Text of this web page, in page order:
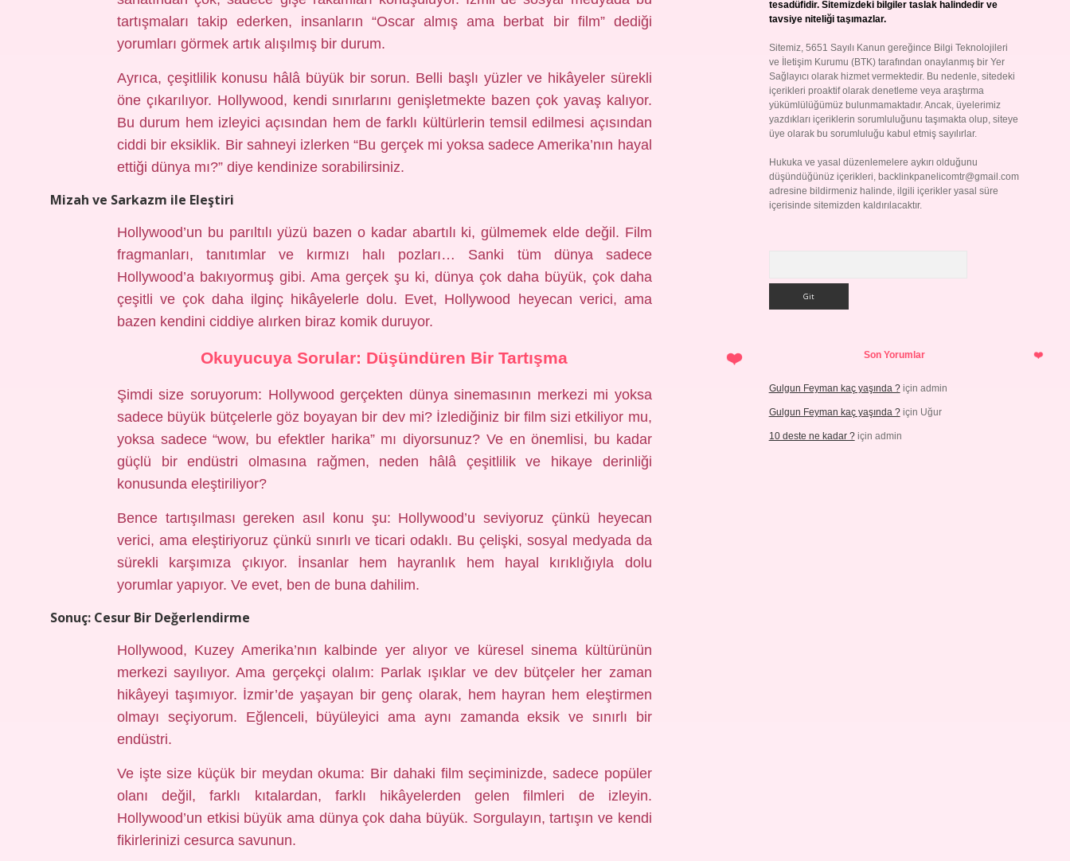
tartışmaları takip ederken, insanların “Oscar almış ama berbat bir film” dediği
yorumları görmek artık alışılmış bir durum.
Ayrıca, çeşitlilik konusu hâlâ büyük bir sorun. Belli başlı yüzler ve hikâyeler sürekli
öne çıkarılıyor. Hollywood, kendi sınırlarını genişletmekte bazen çok yavaş kalıyor.
Bu durum hem izleyici açısından hem de farklı kültürlerin temsil edilmesi açısından
ciddi bir eksiklik. Bir sahneyi izlerken “Bu gerçek mi yoksa sadece Amerika’nın hayal
ettiği dünya mı?” diye kendinize sorabilirsiniz.
Mizah ve Sarkazm ile Eleştiri
Hollywood’un bu parıltılı yüzü bazen o kadar abartılı ki, gülmemek elde değil. Film
fragmanları, tanıtımlar ve kırmızı halı pozları… Sanki tüm dünya sadece
Hollywood’a bakıyormuş gibi. Ama gerçek şu ki, dünya çok daha büyük, çok daha
çeşitli ve çok daha ilginç hikâyelerle dolu. Evet, Hollywood heyecan verici, ama
bazen kendini ciddiye alırken biraz komik duruyor.
Okuyucuya Sorular: Düşündüren Bir Tartışma
Şimdi size soruyorum: Hollywood gerçekten dünya sinemasının merkezi mi yoksa
sadece büyük bütçelerle göz boyayan bir dev mi? İzlediğiniz bir film sizi etkiliyor mu,
yoksa sadece “wow, bu efektler harika” mı diyorsunuz? Ve en önemlisi, bu kadar
güçlü bir endüstri olmasına rağmen, neden hâlâ çeşitlilik ve hikaye derinliği
konusunda eleştiriliyor?
Bence tartışılması gereken asıl konu şu: Hollywood’u seviyoruz çünkü heyecan
verici, ama eleştiriyoruz çünkü sınırlı ve ticari odaklı. Bu çelişki, sosyal medyada da
sürekli karşımıza çıkıyor. İnsanlar hem hayranlık hem hayal kırıklığıyla dolu
yorumlar yapıyor. Ve evet, ben de buna dahilim.
Sonuç: Cesur Bir Değerlendirme
Hollywood, Kuzey Amerika’nın kalbinde yer alıyor ve küresel sinema kültürünün
merkezi sayılıyor. Ama gerçekçi olalım: Parlak ışıklar ve dev bütçeler her zaman
hikâyeyi taşımıyor. İzmir’de yaşayan bir genç olarak, hem hayran hem eleştirmen
olmayı seçiyorum. Eğlenceli, büyüleyici ama aynı zamanda eksik ve sınırlı bir
endüstri.
Ve işte size küçük bir meydan okuma: Bir dahaki film seçiminizde, sadece popüler
olanı değil, farklı kıtalardan, farklı hikâyelerden gelen filmleri de izleyin.
Hollywood’un etkisi büyük ama dünya çok daha büyük. Sorgulayın, tartışın ve kendi
fikirlerinizi cesurca savunun.
tesadüfidir. Sitemizdeki bilgiler taslak halindedir ve
tavsiye niteliği taşımazlar.
Sitemiz, 5651 Sayılı Kanun gereğince Bilgi Teknolojileri
ve İletişim Kurumu (BTK) tarafından onaylanmış bir Yer
Sağlayıcı olarak hizmet vermektedir. Bu nedenle, sitedeki
içerikleri proaktif olarak denetleme veya araştırma
yükümlülüğümüz bulunmamaktadır. Ancak, üyelerimiz
yazdıkları içeriklerin sorumluluğunu taşımakta olup, siteye
üye olarak bu sorumluluğu kabul etmiş sayılırlar.
Hukuka ve yasal düzenlemelere aykırı olduğunu
düşündüğünüz içerikleri, backlinkpanelicomtr@gmail.com
adresine bildirmeniz halinde, ilgili içerikler yasal süre
içerisinde sitemizden kaldırılacaktır.
Son Yorumlar
Gulgun Feyman kaç yaşında ?için admin
Gulgun Feyman kaç yaşında ?için Uğur
10 deste ne kadar ?için admin